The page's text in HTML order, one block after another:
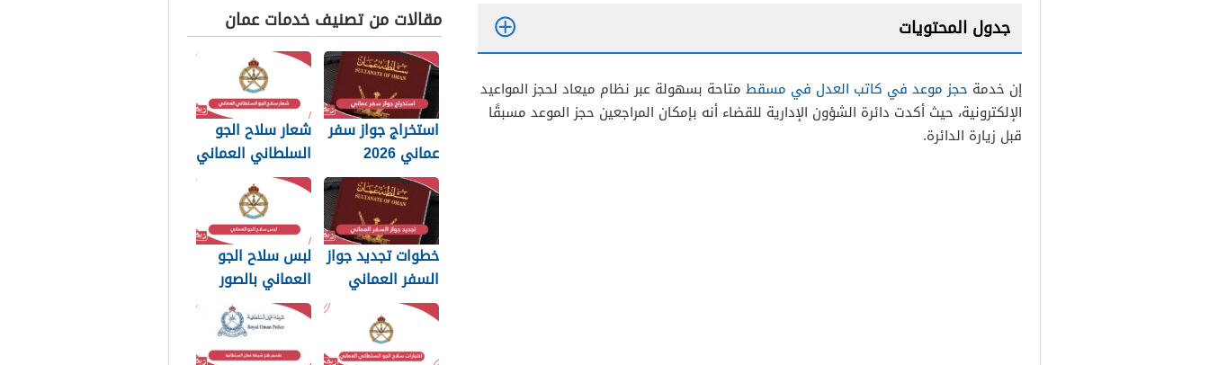
جدول المحتويات
2
إن خدمة حجز موعد في كاتب العدل في مسقط متاحة بسهولة عبر نظام ميعاد لحجز المواعيد
الإلكترونية، حيث أكدت دائرة الشؤون الإدارية للقضاء أنه بإمكان المراجعين حجز الموعد مسبقًا
قبل زيارة الدائرة.
مقالات من تصنيف خدمات عمان
استخراج جواز سفر
عماني 2026
المتطلبات التي
يجب أن تعرفها
شعار سلاح الجو
السلطاني العماني
png بجودة عالية
2026
خطوات تجديد جواز
السفر العماني
2026: الرسوم
والمستندات
المطلوبة
لبس سلاح الجو
العماني بالصور
2026